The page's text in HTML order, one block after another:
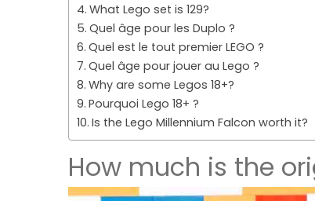
What Lego set is 129?
Quel âge pour les Duplo ?
Quel est le tout premier LEGO ?
Quel âge pour jouer au Lego ?
Why are some Legos 18+?
Pourquoi Lego 18+ ?
Is the Lego Millennium Falcon worth it?
How much is the